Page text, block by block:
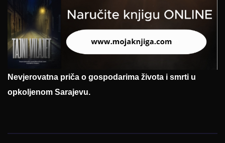
Nevjerovatna priča o gospodarima života i smrti u
opkoljenom Sarajevu.